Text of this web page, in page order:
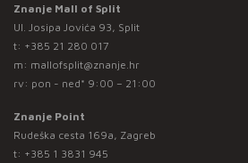
Znanje Mall of Split
Ul. Josipa Jovića 93, Split
t: +385 21 280 017
m: mallofsplit@znanje.hr
rv: pon - ned* 9:00 – 21:00
Znanje Point
Rudeška cesta 169a, Zagreb
t: +385 1 3831 945